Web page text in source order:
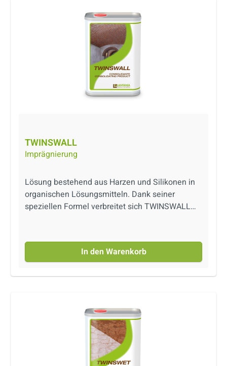
TWINSWALL
Imprägnierung
Lösung bestehend aus Harzen und Silikonen in
organischen Lösungsmitteln. Dank seiner
speziellen Formel verbreitet sich TWINSWALL
behandelten Oberflächen verhindert.
TWINSWALL tönt in den meisten Fällen den
“nassen Effekt”. Die Behandlung erzielt
In den Warenkorb